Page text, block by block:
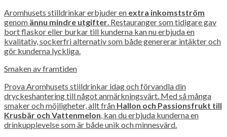
Aromhusets stilldrinkar erbjuder en extra inkomstström
genom ännu mindre utgifter. Restauranger som tidigare gav
bort flaskor eller burkar till kunderna kan nu erbjuda en
kvalitativ, sockerfri alternativ som både genererar intäkter och
gör kunderna lyckliga.
Smaken av framtiden
Prova Aromhusets stilldrinkar idag och förvandla din
dryckeshantering till något anmärkningsvärt. Med så många
smaker och möjligheter, allt från Hallon och Passionsfrukt till
Krusbär och Vattenmelon, kan du erbjuda kunderna en
drinkupplevelse som är både unik och minnesvärd.